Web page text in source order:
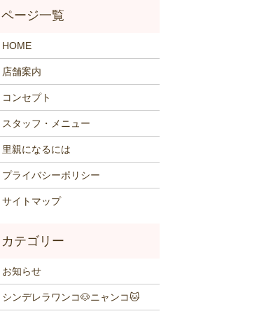
HOME
店舗案内
コンセプト
スタッフ・メニュー
里親になるには
プライバシーポリシー
サイトマップ
お知らせ
シンデレラワンコ🐶ニャンコ🐱